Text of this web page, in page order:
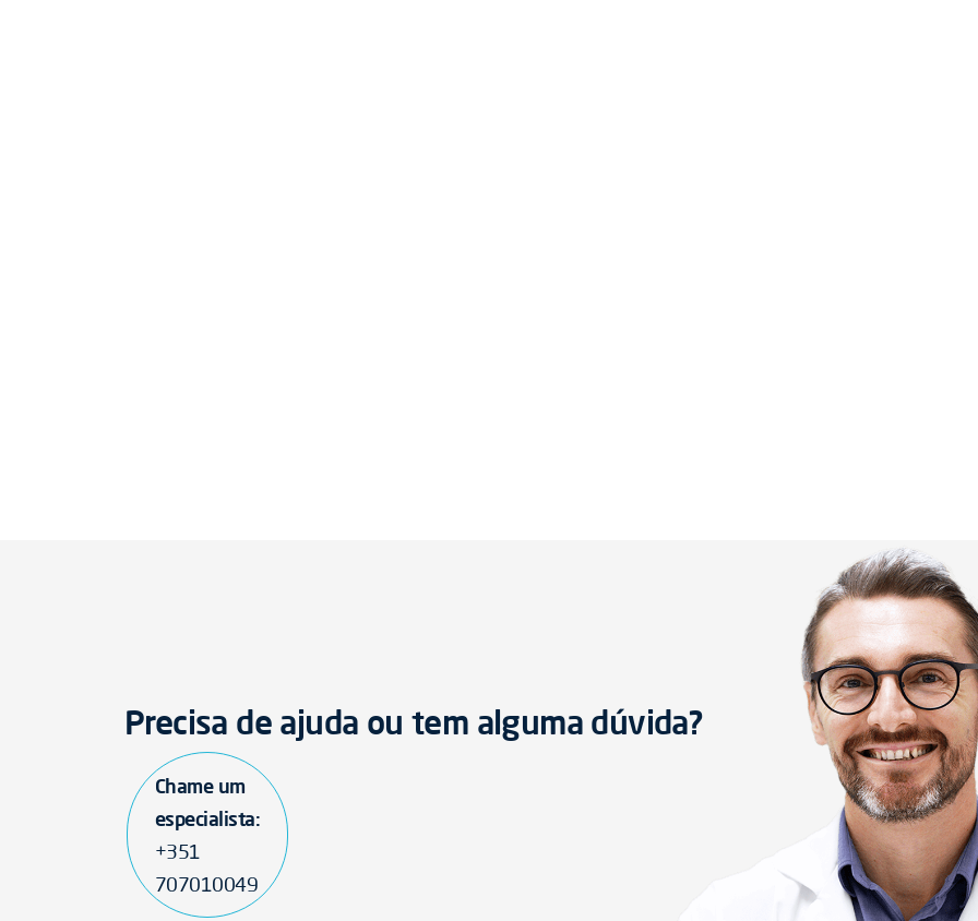
Precisa de ajuda ou tem alguma dúvida?
Chame um
especialista:
+351
707010049